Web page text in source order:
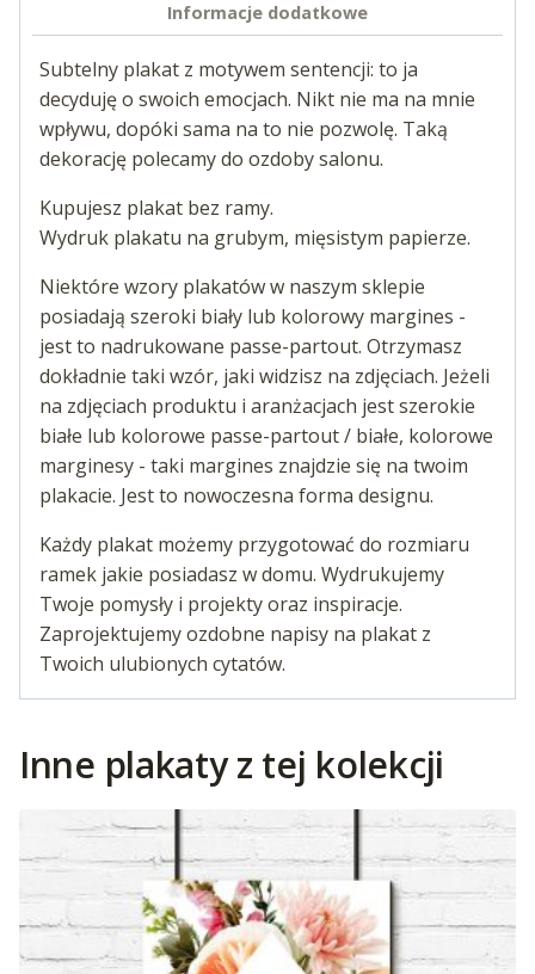
Informacje dodatkowe
Subtelny plakat z motywem sentencji: to ja
decyduję o swoich emocjach. Nikt nie ma na mnie
wpływu, dopóki sama na to nie pozwolę. Taką
dekorację polecamy do ozdoby salonu.
Kupujesz plakat bez ramy.
Wydruk plakatu na grubym, mięsistym papierze.
Niektóre wzory plakatów w naszym sklepie
posiadają szeroki biały lub kolorowy margines -
jest to nadrukowane passe-partout. Otrzymasz
dokładnie taki wzór, jaki widzisz na zdjęciach. Jeżeli
na zdjęciach produktu i aranżacjach jest szerokie
białe lub kolorowe passe-partout / białe, kolorowe
marginesy - taki margines znajdzie się na twoim
plakacie. Jest to nowoczesna forma designu.
Każdy plakat możemy przygotować do rozmiaru
ramek jakie posiadasz w domu. Wydrukujemy
Twoje pomysły i projekty oraz inspiracje.
Zaprojektujemy ozdobne napisy na plakat z
Twoich ulubionych cytatów.
Inne plakaty z tej kolekcji